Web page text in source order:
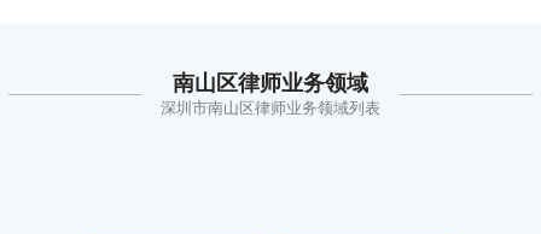
南山区律师业务领域
深圳市南山区律师业务领域列表